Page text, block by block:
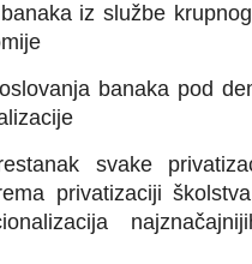
iz službe
banaka pod
svake
privatizaciji